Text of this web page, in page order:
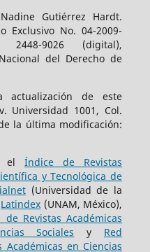
Gutiérrez Hardt.
Exclusivo No. 04-2009-
2448-9026 (digital),
del Derecho de
actualización de este
Universidad 1001, Col.
la última modificación:
elÍndice de Revistas
y Tecnológica de
(Universidad de la
Latindex (UNAM, México),
de Revistas Académicas
Sociales y Red
Académicas en Ciencias